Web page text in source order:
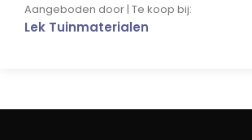
Aangeboden door | Te koop bij:
Lek Tuinmaterialen